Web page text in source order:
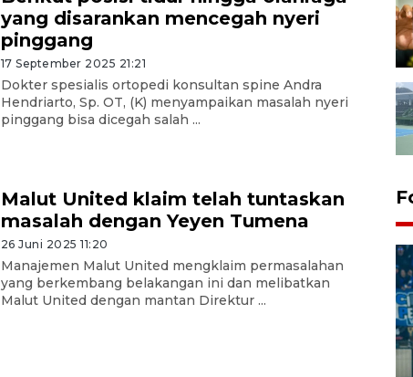
yang disarankan mencegah nyeri
pinggang
17 September 2025 21:21
Dokter spesialis ortopedi konsultan spine Andra
Hendriarto, Sp. OT, (K) menyampaikan masalah nyeri
pinggang bisa dicegah salah ...
Malut United klaim telah tuntaskan
masalah dengan Yeyen Tumena
26 Juni 2025 11:20
Manajemen Malut United mengklaim permasalahan
yang berkembang belakangan ini dan melibatkan
Malut United dengan mantan Direktur ...